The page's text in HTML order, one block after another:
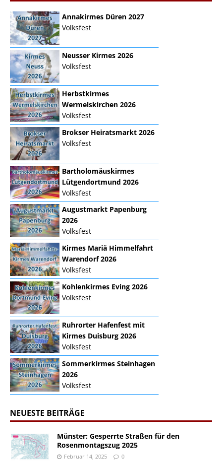
Annakirmes Düren 2027
Volksfest
Neusser Kirmes 2026
Volksfest
Herbstkirmes
Wermelskirchen 2026
Volksfest
Brokser Heiratsmarkt 2026
Volksfest
Bartholomäuskirmes
Lütgendortmund 2026
Volksfest
Augustmarkt Papenburg
2026
Volksfest
Kirmes Mariä Himmelfahrt
Warendorf 2026
Volksfest
Kohlenkirmes Eving 2026
Volksfest
Ruhrorter Hafenfest mit
Kirmes Duisburg 2026
Volksfest
Sommerkirmes Steinhagen
2026
Volksfest
NEUESTE BEITRÄGE
Münster: Gesperrte Straßen für den
Rosenmontagszug 2025
Februar 14, 2025 0